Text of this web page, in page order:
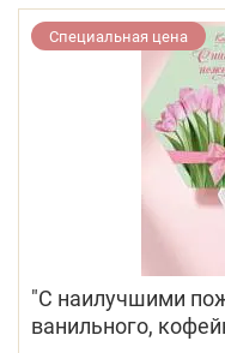
Специальная цена
"С наилучшими
ванильного,